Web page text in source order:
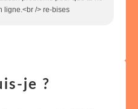
ligne.<br /> re-bises
je ?